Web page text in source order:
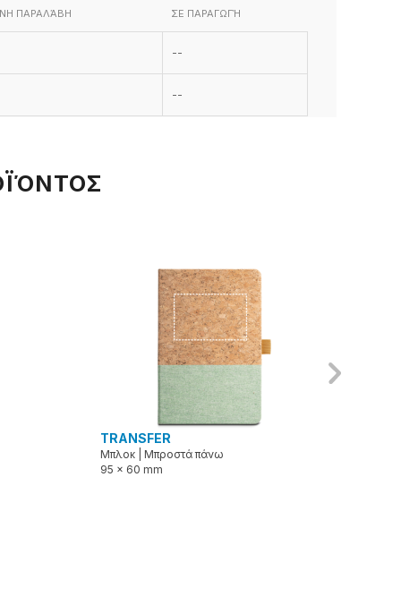
124 124
ΠΑΡΑΛΆΒΗ ΣΕ ΠΑΡΑΓΩΓΉ
--
--
TRANSFER
Μπλοκ
Μπροστά πάνω
95 x 60 mm